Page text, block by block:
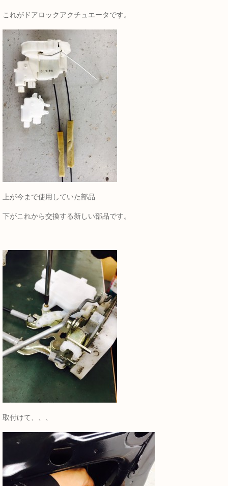
これがドアロックアクチュエータです。
上が今まで使用していた部品
下がこれから交換する新しい部品です。
取付けて、、、